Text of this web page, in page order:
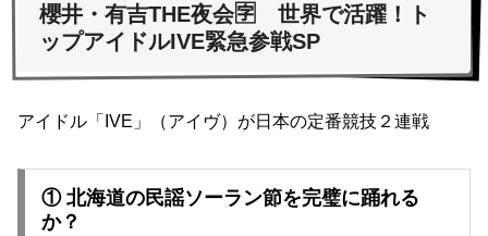
櫻井・有吉THE夜会🈑 世界で活躍！ト
ップアイドルIVE緊急参戦SP
アイドル「IVE」（アイヴ）が日本の定番競技２連戦
① 北海道の民謡ソーラン節を完璧に踊れる
か？